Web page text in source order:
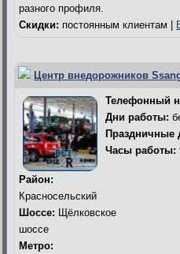
разного профиля.
Скидки: постоянным клиентам |
Центр внедорожников
Телефонный
Дни работы:
Праздничные
Часы работы:
Район:
Красносельский
Шоссе: Щёлковское
шоссе
Метро: